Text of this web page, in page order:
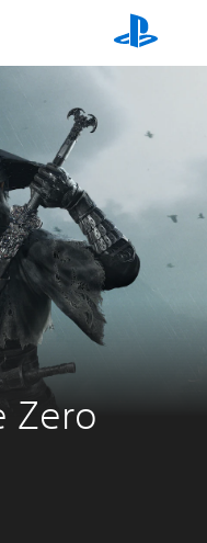
Zero